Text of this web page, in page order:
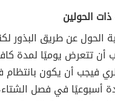
ذات الحولين
الحول عن طريق البذور
أن تتعرض يوميًا لمدة
فيجب أن يكون
أسبوعيًا في فصل